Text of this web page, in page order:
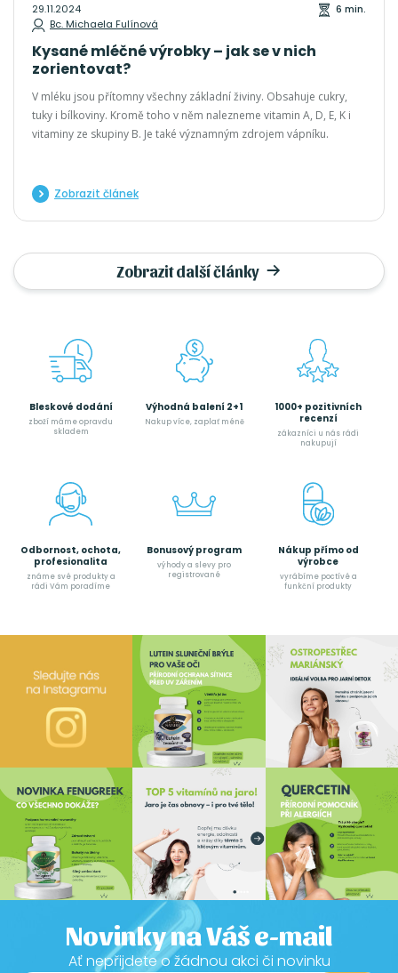
29.11.2024
Bc. Michaela Fulínová
6 min.
Kysané mléčné výrobky – jak se v nich
zorientovat?
V mléku jsou přítomny všechny základní živiny. Obsahuje cukry,
tuky i bílkoviny. Kromě toho v něm nalezneme vitamin A, D, E, K i
vitaminy ze skupiny B. Je také významným zdrojem vápníku.
Zobrazit článek
Zobrazit další články
Bleskové dodání
zboží máme opravdu
skladem
Výhodná balení 2+1
Nakup více, zaplať méně
1000+ pozitivních
recenzí
zákazníci u nás rádi
nakupují
Odbornost, ochota,
profesionalita
známe své produkty a
rádi Vám poradíme
Bonusový program
výhody a slevy pro
registrované
Nákup přímo od
výrobce
vyrábíme poctívé a
funkční produkty
Novinky na Váš e-mail
Ať nepřijdete o žádnou akci či novinku